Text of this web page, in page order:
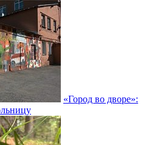
«Город во дворе»: